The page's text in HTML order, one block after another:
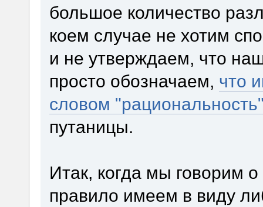
большое количество
коем случае не хотим
и не утверждаем, что
просто обозначаем, что
словом
путаницы.
Итак, когда мы говорим
правило имеем в виду